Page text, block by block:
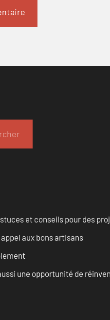
et conseils pour des
aux bons artisans
une opportunité de